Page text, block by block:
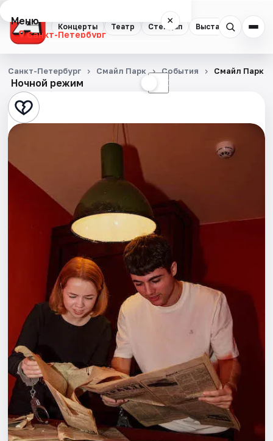
Концерты Театр Стендап Выставки
Меню ×
Санкт-Петербург
Концерты
Театр
Стендап
Квесты
Экскурсии
Города
Площадки
Артисты
Рейтинги
Ночной режим ☾
Санкт-Петербург Смайл Парк События Смайл Парк